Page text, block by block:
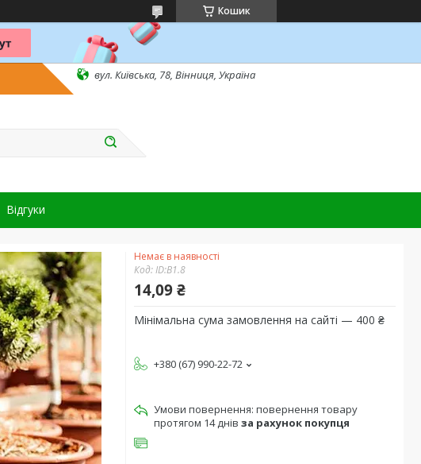
Кошик
вул. Київська, 78, Вінниця, Україна
Відгуки
Немає в наявності
Код:ID:B1.8
14,09 ₴
Мінімальна сума замовлення на сайті — 400 ₴
+380 (67) 990-22-72
повернення товару
протягом 14 днів за рахунок покупця